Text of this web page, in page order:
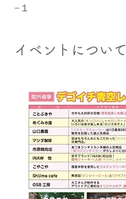
−１
イベントについて